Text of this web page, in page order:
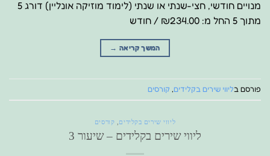
מנויים חודשי, חצי-שנתי או שנתי (לימוד מוזיקה אונליין) דורג 5
מתוך 5 החל מ: ₪234.00 / חודש
המשך קריאה →
פורסם בליווי שירים בקלידים, קורסים
ליווי שירים בקלידים קורסים
ליווי שירים בקלידים – שיעור 3